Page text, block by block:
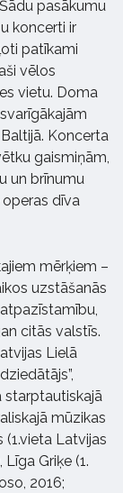
pasākumu
koncerti ir
patīkami
vēlos
vietu. Doma
Koncerta
gaismiņām,
un brīnumu
dīva
mērķiem –
uzstāšanās
citās valstīs.
Lielā
starptautiskajā
mūzikas
(1.vieta Latvijas
Griķe (1.
2016;